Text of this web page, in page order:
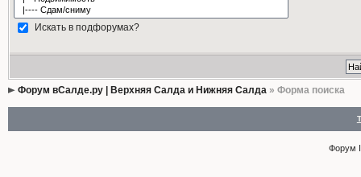
Искать в подфорумах?
Форум вСалде.ру | Верхняя Салда и Нижняя Салда» Форма поиска
Форум